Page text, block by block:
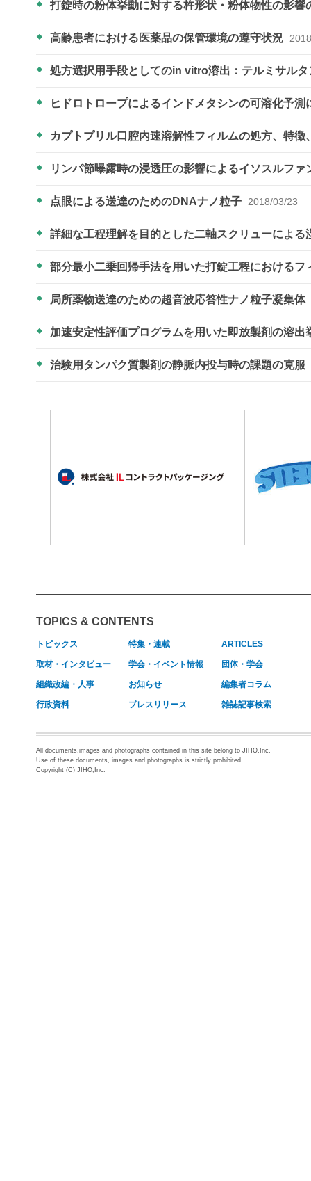
打錠時の粉体挙動に対する杵形状・粉体物性の影響
高齢患者における医薬品の保管環境の遵守状況
処方選択用手段としてのin vitro溶出：テルミサル
ヒドロトロープによるインドメタシンの可溶化予
カプトプリル口腔内速溶解性フィルムの処方、特
リンパ節曝露時の浸透圧の影響によるイソスルフ
点眼による送達のためのDNAナノ粒子 2018/03/23
詳細な工程理解を目的とした二軸スクリューによ
部分最小二乗回帰手法を用いた打錠工程における
局所薬物送達のための超音波応答性ナノ粒子凝集体
加速安定性評価プログラムを用いた即放製剤の溶
治験用タンパク質製剤の静脈内投与時の課題の克服
TOPICS & CONTENTS
トピックス 特集・連載 ARTICLES
取材・インタビュー 学会・イベント情報 団体・学会
組織改編・人事 お知らせ 編集者コラム
行政資料 プレスリリース 雑誌記事検索
All documents,images and photographs contained in this site belong to JIHO,Inc.
Use of these documents, images and photographs is strictly prohibited.
Copyright (C) JIHO,Inc.